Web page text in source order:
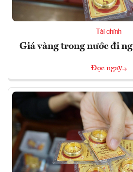
Tài chính
Giá vàng trong nước đi
Đọc ngay